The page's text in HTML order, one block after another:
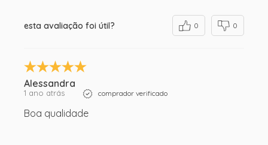
esta avaliação foi útil? 0 0
Alessandra
1 ano atrás comprador verificado
Boa qualidade